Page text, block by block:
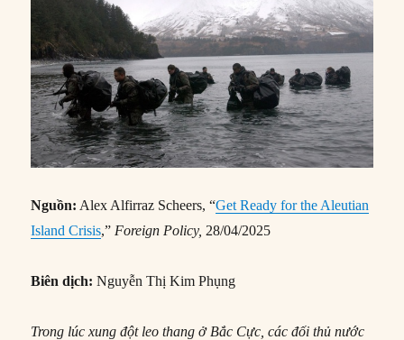
Nguồn: Alex Alfirraz Scheers, “Get Ready for the Aleutian
Island Crisis,” Foreign Policy, 28/04/2025
Biên dịch: Nguyễn Thị Kim Phụng
Trong lúc xung đột leo thang ở Bắc Cực, các đối thủ nước